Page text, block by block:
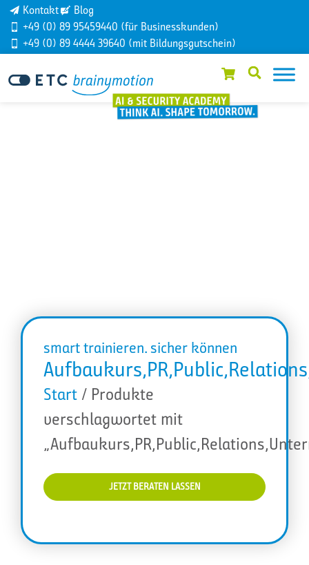
Kontakt
Blog
+49 (0) 89 95459440 (für Businesskunden)
+49 (0) 89 4444 39640 (mit Bildungsgutschein)
smart trainieren. sicher können
Start / Produkte
verschlagwortet mit
JETZT BERATEN LASSEN